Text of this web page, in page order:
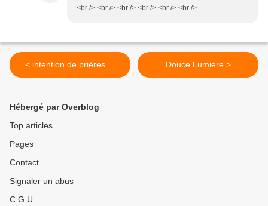
<br /> <br /> <br /> <br /> <br /> <br />
< intention de prières ... Douce Lumière >
Hébergé par Overblog
Top articles
Pages
Contact
Signaler un abus
C.G.U.